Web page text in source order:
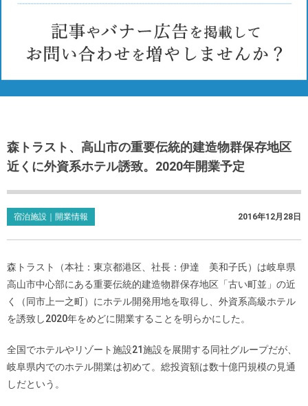
森トラスト、高山市の重要伝統的建造物群保存地区
近くに外資系ホテル誘致。2020年開業予定
宿泊施設｜開業情報 2016年12月28日
森トラスト（本社：東京都港区、社長：伊達 美和子氏）は岐阜県
高山市中心部にある重要伝統的建造物群保存地区「古い町並」の近
く（同市上一之町）にホテル開発用地を取得し、外資系高級ホテル
を誘致し2020年をめどに開業することを明らかにした。
全国でホテルやリゾート施設21施設を展開する同社グループだが、
岐阜県内でのホテル開業は初めて。総投資額は数十億円規模の見通
しだという。